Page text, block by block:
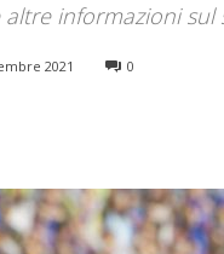
altre informazioni
2021 0